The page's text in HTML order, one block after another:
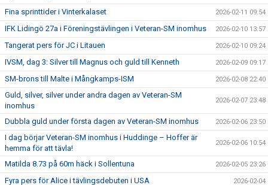
Fina sprinttider i Vinterkalaset 2026-02-11 09:54
IFK Lidingö 27a i Föreningstävlingen i Veteran-SM inomhus 2026-02-10 13:57
Tangerat pers för JC i Litauen 2026-02-10 09:24
IVSM, dag 3: Silver till Magnus och guld till Kenneth 2026-02-09 09:17
SM-brons till Malte i Mångkamps-ISM 2026-02-08 22:40
Guld, silver, silver under andra dagen av Veteran-SM
inomhus
2026-02-07 23:48
Dubbla guld under första dagen av Veteran-SM inomhus 2026-02-06 23:50
I dag börjar Veteran-SM inomhus i Huddinge – Hoffer är
hemma för att tävla!
2026-02-06 10:54
Matilda 8.73 på 60m häck i Sollentuna 2026-02-05 23:26
Fyra pers för Alice i tävlingsdebuten i USA 2026-02-04